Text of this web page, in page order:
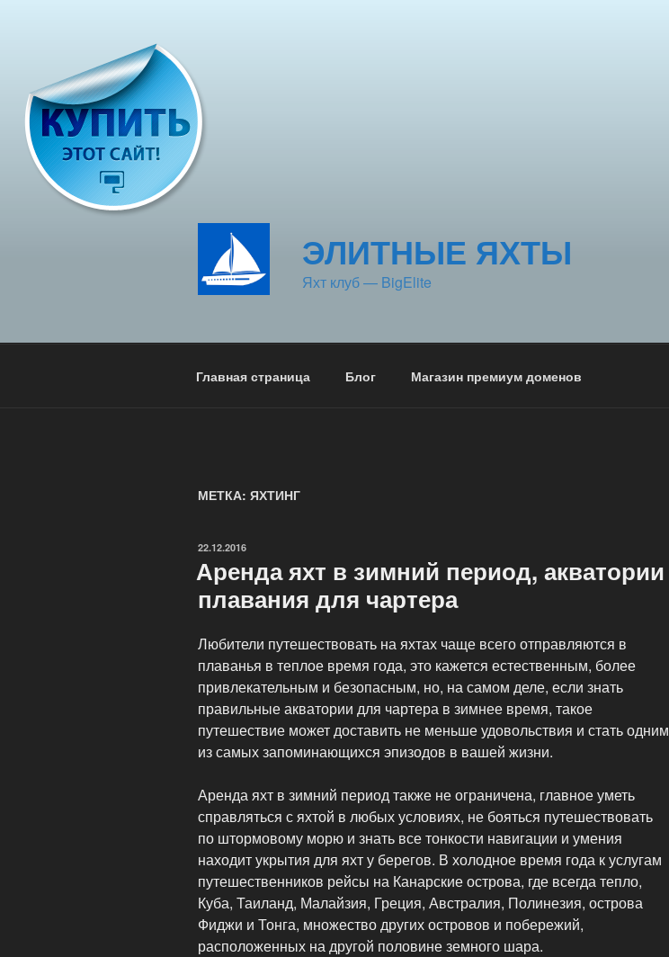
ЭЛИТНЫЕ ЯХТЫ
Яхт клуб — BigElite
Главная страница Блог Магазин премиум доменов
МЕТКА: ЯХТИНГ
ОПУБЛИКОВАНО
22.12.2016
Аренда яхт в зимний период, акватории
плавания для чартера
Любители путешествовать на яхтах чаще всего отправляются в
плаванья в теплое время года, это кажется естественным, более
привлекательным и безопасным, но, на самом деле, если знать
правильные акватории для чартера в зимнее время, такое
путешествие может доставить не меньше удовольствия и стать одним
из самых запоминающихся эпизодов в вашей жизни.
Аренда яхт в зимний период также не ограничена, главное уметь
справляться с яхтой в любых условиях, не бояться путешествовать
по штормовому морю и знать все тонкости навигации и умения
находит укрытия для яхт у берегов. В холодное время года к услугам
путешественников рейсы на Канарские острова, где всегда тепло,
Куба, Таиланд, Малайзия, Греция, Австралия, Полинезия, острова
Фиджи и Тонга, множество других островов и побережий,
расположенных на другой половине земного шара.